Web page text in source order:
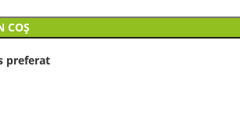
COȘ
preferat